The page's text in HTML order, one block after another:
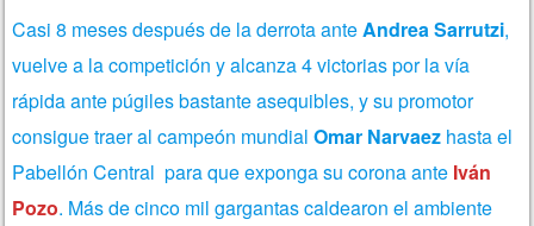
Casi 8 meses después de la derrota anteAndrea Sarrutzi,
vuelve a la competición y alcanza 4 victorias por la vía
rápida ante púgiles bastante asequibles, y su promotor
consigue traer al campeón mundialOmar Narvaez hasta el
Pabellón Central para que exponga su corona ante Iván
Pozo. Más de cinco mil gargantas caldearon el ambiente